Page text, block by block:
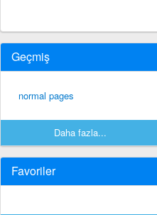
Geçmiş
normal pages
Daha fazla...
Favoriler